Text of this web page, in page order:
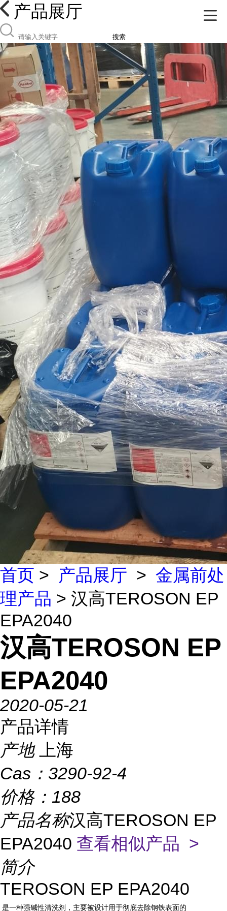
产品展厅
搜索
首页 > 产品展厅 > 金属前处
理产品 > 汉高TEROSON EP
EPA2040
汉高TEROSON EP
EPA2040
2020-05-21
产品详情
产地
上海
Cas： 3290-92-4
价格： 188
产品名称汉高TEROSON EP
EPA2040 查看相似产品 >
简介
TEROSON EP EPA2040
是一种强碱性清洗剂，主要被设计用于彻底去除钢铁表面的